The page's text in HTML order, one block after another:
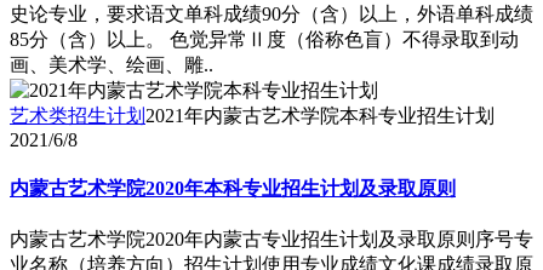
史论专业，要求语文单科成绩90分（含）以上，外语单科成绩
85分（含）以上。 色觉异常Ⅱ度（俗称色盲）不得录取到动
画、美术学、绘画、雕..
艺术类招生计划 2021年内蒙古艺术学院本科专业招生计划
2021/6/8
内蒙古艺术学院2020年本科专业招生计划及录取原则
内蒙古艺术学院2020年内蒙古专业招生计划及录取原则序号专
业名称（培养方向）招生计划使用专业成绩文化课成绩录取原